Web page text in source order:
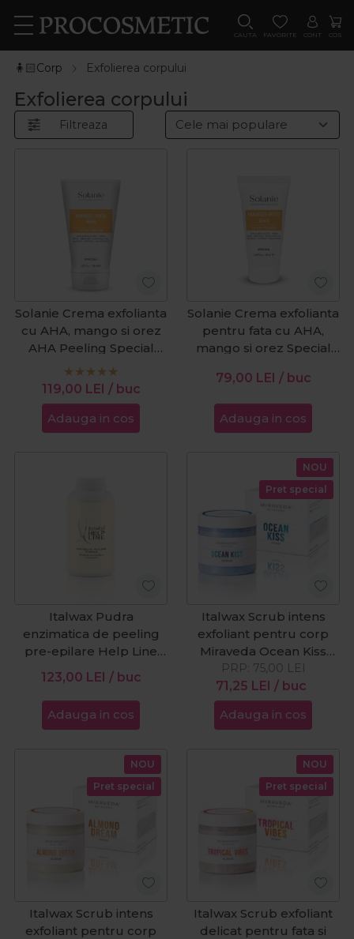
CAUTA FAVORITE CONT COS
🧍🏻Corp Exfolierea corpului
Exfolierea corpului
Filtreaza
Solanie Crema exfolianta
cu AHA, mango si orez
AHA Peeling Special
150ml
119,00 LEI / buc
Adauga in cos
Solanie Crema exfolianta
pentru fata cu AHA,
mango si orez Special
79,00 LEI / buc
Adauga in cos
Italwax Pudra
enzimatica de peeling
pre-epilare Help Line
Enzymatic Peeling 90g
123,00 LEI / buc
Adauga in cos
NOU
Pret special
Italwax Scrub intens
exfoliant pentru corp
Miraveda Ocean Kiss
400g
71,25 LEI / buc
PRP: 75,00 LEI
Adauga in cos
NOU
Pret special
Italwax Scrub intens
exfoliant pentru corp
NOU
Pret special
Italwax Scrub exfoliant
delicat pentru fata si